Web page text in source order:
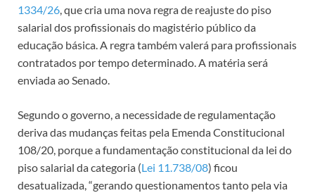
1334/26, que cria uma nova regra de reajuste do piso
salarial dos profissionais do magistério público da
educação básica. A regra também valerá para profissionais
contratados por tempo determinado. A matéria será
enviada ao Senado.
Segundo o governo, a necessidade de regulamentação
deriva das mudanças feitas pela Emenda Constitucional
108/20, porque a fundamentação constitucional da lei do
piso salarial da categoria (Lei 11.738/08) ficou
desatualizada, “gerando questionamentos tanto pela via